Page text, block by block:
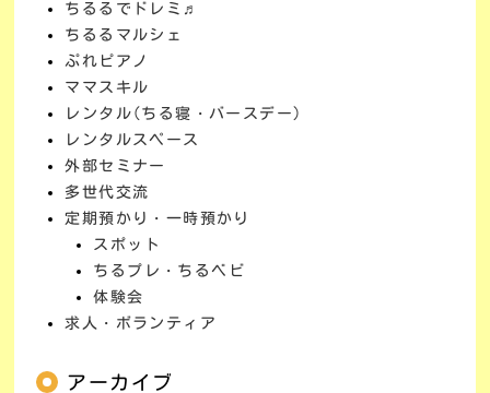
ちるるでドレミ♬
ちるるマルシェ
ぷれピアノ
ママスキル
レンタル(ちる寝・バースデー)
レンタルスペース
外部セミナー
多世代交流
定期預かり・一時預かり
スポット
ちるプレ・ちるベビ
体験会
求人・ボランティア
アーカイブ